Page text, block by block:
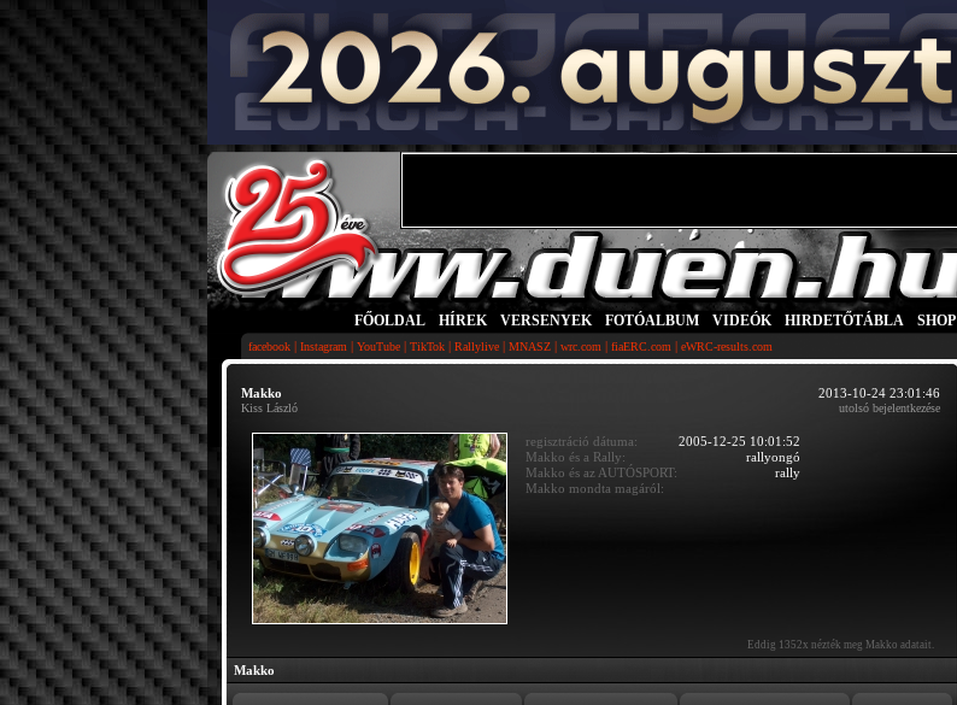
FŐOLDAL HÍREK VERSENYEK FOTÓALBUM VIDEÓK HIRDETŐTÁBLA SHOP
facebook | Instagram | YouTube | TikTok | Rallylive | MNASZ | wrc.com | fiaERC.com | eWRC-results.com
Makko
Kiss László
2013-10-24 23:01:46
utolsó bejelentkezése
regisztráció dátuma:
2005-12-25 10:01:52
Makko és a Rally:
rallyongó
Makko és az AUTÓSPORT:
rally
Makko mondta magáról:
Eddig 1352x nézték meg Makko adatait.
Makko